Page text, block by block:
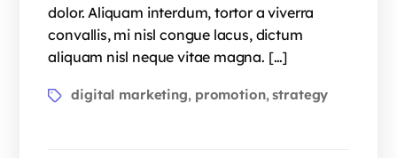
dolor. Aliquam interdum, tortor a viverra
convallis, mi nisl congue lacus, dictum
aliquam nisl neque vitae magna. […]
digital marketing, promotion,strategy